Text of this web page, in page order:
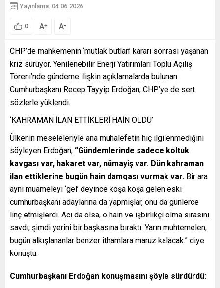
Yayınlama: 04.06.2026
0 A+ A-
CHP’de mahkemenin ‘mutlak butlan’ kararı sonrası yaşanan
kriz sürüyor. Yenilenebilir Enerji Yatırımları Toplu Açılış
Töreni’nde gündeme ilişkin açıklamalarda bulunan
Cumhurbaşkanı Recep Tayyip Erdoğan, CHP’ye de sert
sözlerle yüklendi.
‘KAHRAMAN İLAN ETTİKLERİ HAİN OLDU’
Ülkenin meseleleriyle ana muhalefetin hiç ilgilenmediğini
söyleyen Erdoğan, “Gündemlerinde sadece koltuk
kavgası var, hakaret var, nümayiş var. Dün kahraman
ilan ettiklerine bugün hain damgası vurmak var. Bir ara
aynı muameleyi ‘gel’ deyince koşa koşa gelen eski
cumhurbaşkanı adaylarına da yapmışlar, onu da günlerce
linç etmişlerdi. Acı da olsa, o hain ve işbirlikçi olma sırasını
savdı; şimdi yerini bir başkasına bıraktı. Yarın muhtemelen,
bugün alkışlananlar benzer ithamlara maruz kalacak.” diye
konuştu.
Cumhurbaşkanı Erdoğan konuşmasını şöyle sürdürdü: